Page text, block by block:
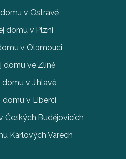
v Ostravě
domu v Plzni
v Olomouci
domu ve Zlíně
domu v Jihlavě
domu v Liberci
Českých Budějovicích
Karlových Varech